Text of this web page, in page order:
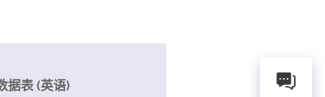
据表 (英语)